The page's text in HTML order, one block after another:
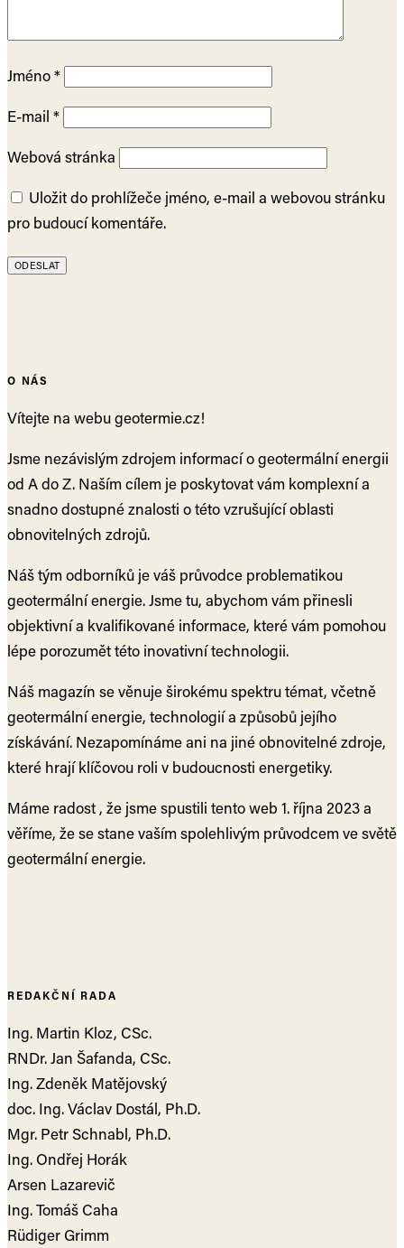
Jméno*
E-mail *
Webová stránka
Uložit do prohlížeče jméno, e-mail a webovou stránku
pro budoucí komentáře.
O NÁS
Vítejte na webu geotermie.cz!
Jsme nezávislým zdrojem informací o geotermální energii
od A do Z. Naším cílem je poskytovat vám komplexní a
snadno dostupné znalosti o této vzrušující oblasti
obnovitelných zdrojů.
Náš tým odborníků je váš průvodce problematikou
geotermální energie. Jsme tu, abychom vám přinesli
objektivní a kvalifikované informace, které vám pomohou
lépe porozumět této inovativní technologii.
Náš magazín se věnuje širokému spektru témat, včetně
geotermální energie, technologií a způsobů jejího
získávání. Nezapomínáme ani na jiné obnovitelné zdroje,
které hrají klíčovou roli v budoucnosti energetiky.
Máme radost , že jsme spustili tento web 1. října 2023 a
věříme, že se stane vaším spolehlivým průvodcem ve světě
geotermální energie.
REDAKČNÍ RADA
Ing. Martin Kloz, CSc.
RNDr. Jan Šafanda, CSc.
Ing. Zdeněk Matějovský
doc. Ing. Václav Dostál, Ph.D.
Mgr. Petr Schnabl, Ph.D.
Ing. Ondřej Horák
Arsen Lazarevič
Ing. Tomáš Caha
Rüdiger Grimm